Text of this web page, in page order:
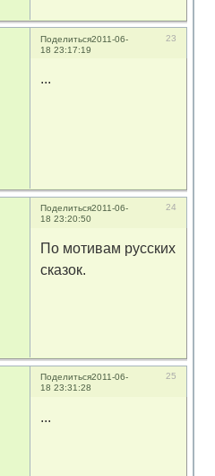
Поделиться 23
2011-06-
18 23:17:19
...
Поделиться 24
2011-06-
18 23:20:50
По мотивам русских
сказок.
Поделиться 25
2011-06-
18 23:31:28
...